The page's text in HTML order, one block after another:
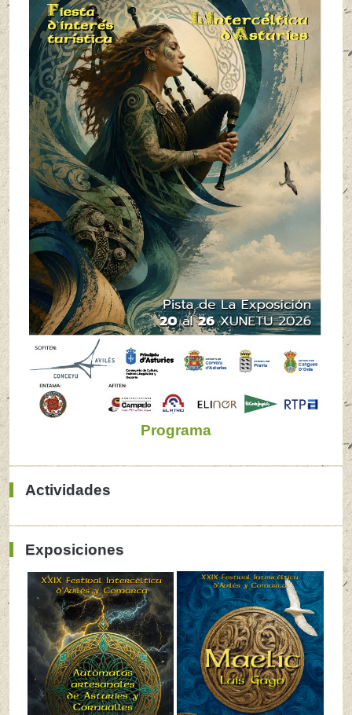
Programa
Actividades
Exposiciones